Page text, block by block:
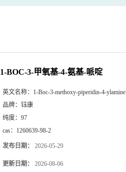
1-BOC-3-甲氧基-4-氨基-哌啶
英文名称： 1-Boc-3-methoxy-piperidin-4-ylamine
品牌： 钰康
纯度： 97
cas： 1260639-98-2
发布日期： 2026-05-29
更新日期： 2026-08-06